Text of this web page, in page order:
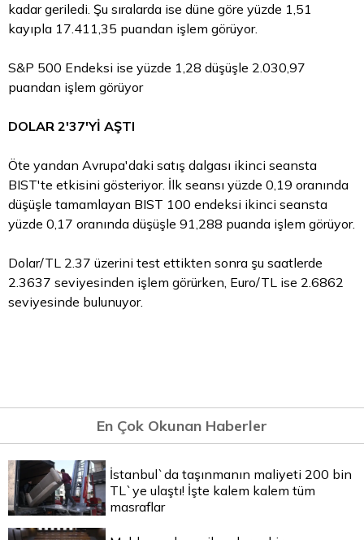
kadar geriledi. Şu sıralarda ise düne göre yüzde 1,51
kayıpla 17.411,35 puandan işlem görüyor.
S&P 500 Endeksi ise yüzde 1,28 düşüşle 2.030,97
puandan işlem görüyor
DOLAR 2'37'Yİ AŞTI
Öte yandan Avrupa'daki satış dalgası ikinci seansta
BIST'te etkisini gösteriyor. İlk seansı yüzde 0,19 oranında
düşüşle tamamlayan BIST 100 endeksi ikinci seansta
yüzde 0,17 oranında düşüşle 91,288 puanda işlem görüyor.
Dolar/TL 2.37 üzerini test ettikten sonra şu saatlerde
2.3637 seviyesinden işlem görürken, Euro/TL ise 2.6862
seviyesinde bulunuyor.
En Çok Okunan Haberler
İstanbul`da taşınmanın maliyeti 200 bin
TL`ye ulaştı! İşte kalem kalem tüm
masraflar